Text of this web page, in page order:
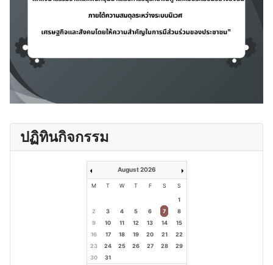
ปฏิทินกิจกรรม
August 2026
M T W T F S S
1
2
3 4 5 6 7
8
9
10 11 12 13 14
15
16
17 18 19 20 21
22
23
24 25 26 27 28
29
30
31